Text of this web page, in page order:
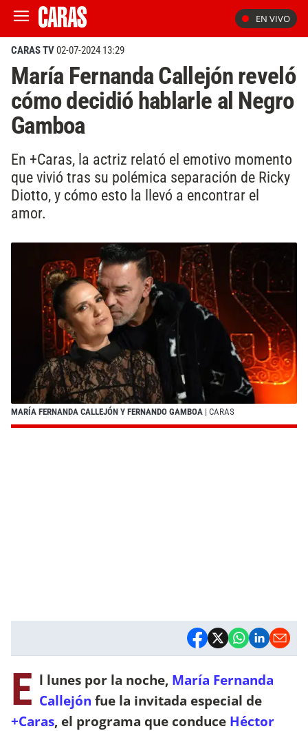
EN VIVO
CARAS TV02-07-2024 13:29
María Fernanda Callejón reveló
cómo decidió hablarle al Negro
Gamboa
En +Caras, la actriz relató el emotivo momento
que vivió tras su polémica separación de Ricky
Diotto, y cómo esto la llevó a encontrar el
amor.
MARÍA FERNANDA CALLEJÓN Y FERNANDO GAMBOA | CARAS
E l lunes por la noche, María Fernanda
Callejón fue la invitada especial de
+Caras, el programa que conduce Héctor